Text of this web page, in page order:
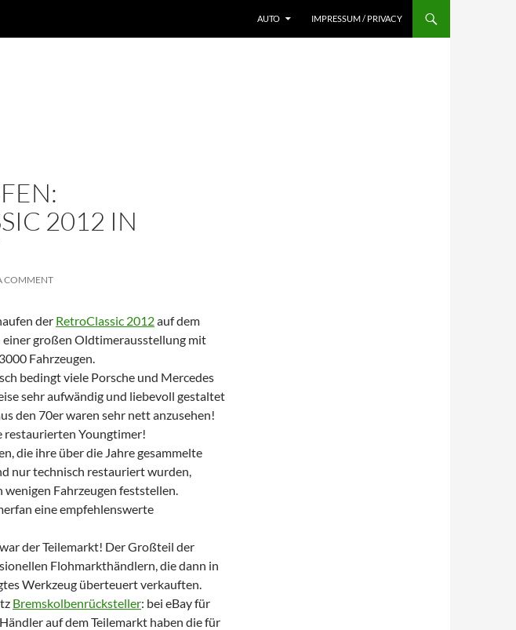
AUTO IMPRESSUM / PRIVACY
2012 IN
COMMENT
der RetroClassic 2012auf dem
großen Oldtimerausstellung mit
Fahrzeugen.
bedingt viele Porsche und Mercedes
sehr aufwändig und liebevoll gestaltet
den 70er waren sehr nett anzusehen!
restaurierten Youngtimer!
die ihre über die Jahre gesammelte
nur technisch restauriert wurden,
Fahrzeugen feststellen.
eine empfehlenswerte
der Teilemarkt! Der Großteil der
Flohmarkthändlern, die dann in
Werkzeug überteuert verkauften.
Bremskolbenrücksteller: bei eBay für
auf dem Teilemarkt haben die für